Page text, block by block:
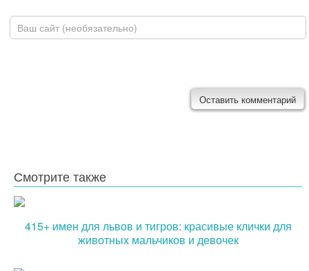
Домашняя страница
Смотрите также
415+ имен для львов и тигров: красивые клички для
животных мальчиков и девочек